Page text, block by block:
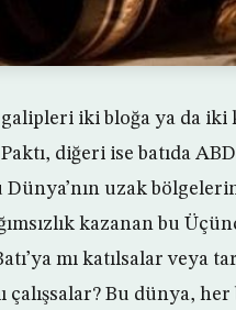
galipleri iki bloğa ya da iki
diğeri ise batıda
uzak
kazanan bu
mı katılsalar veya
çalışsalar? Bu dünya,